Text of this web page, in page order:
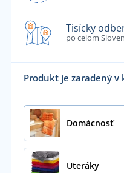
Tisícky
po celom
Produkt je zaradený v
Domácnosť
Uteráky